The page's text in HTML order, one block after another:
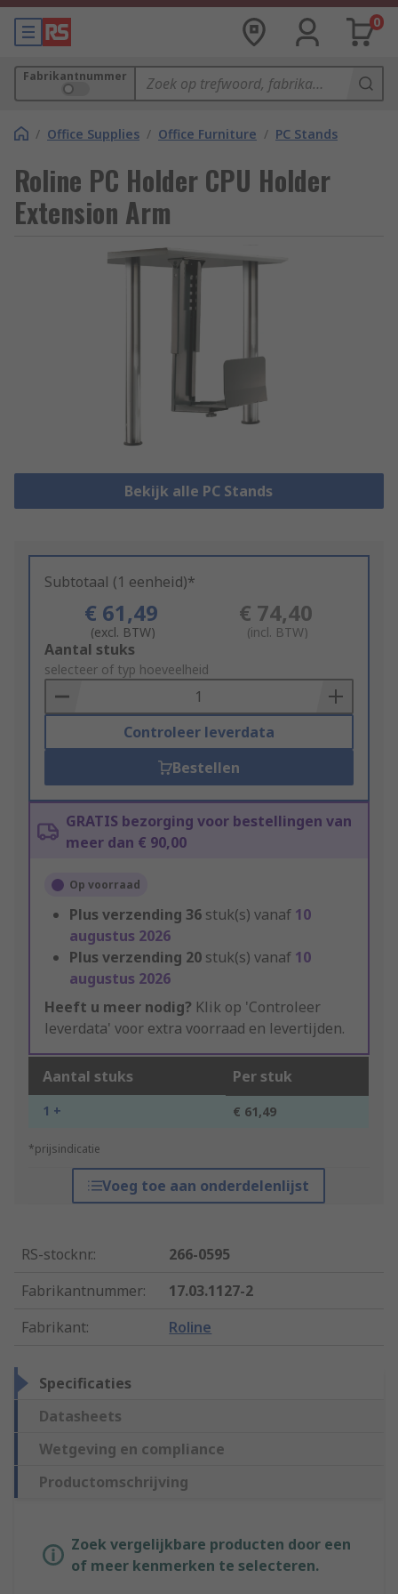
0
Fabrikantnummer
/ Office Supplies / Office Furniture / PC Stands
Roline PC Holder CPU Holder
Extension Arm
Bekijk alle PC Stands
Subtotaal (1 eenheid)*
€ 61,49
(excl. BTW)
€ 74,40
(incl. BTW)
Add
to
Basket
Aantal stuks
selecteer of typ hoeveelheid
Controleer leverdata
Bestellen
GRATIS bezorging voor bestellingen van
meer dan € 90,00
Op voorraad
Plus verzending 36 stuk(s) vanaf 10
augustus 2026
Plus verzending 20 stuk(s) vanaf 10
augustus 2026
Heeft u meer nodig? Klik op 'Controleer
leverdata' voor extra voorraad en levertijden.
Aantal stuks Per stuk
1 + € 61,49
*prijsindicatie
Voeg toe aan onderdelenlijst
RS-stocknr.:
266-0595
Fabrikantnummer:
17.03.1127-2
Fabrikant: Roline
Specificaties
Datasheets
Wetgeving en compliance
Productomschrijving
Zoek vergelijkbare producten door een
of meer kenmerken te selecteren.